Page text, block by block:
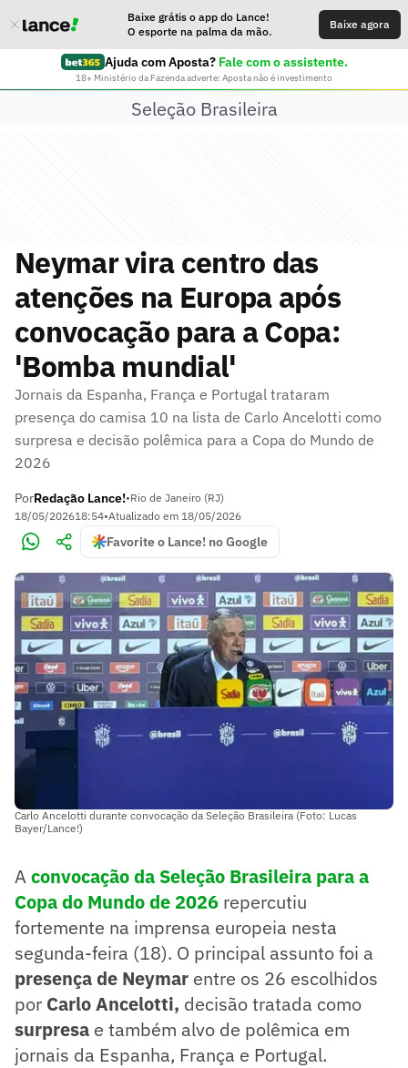
Baixe grátis o app do Lance!
O esporte na palma da mão.
Baixe agora
Ajuda com Aposta? Fale com o assistente.
18+ Ministério da Fazenda adverte: Aposta não é investimento
Seleção Brasileira
Neymar vira centro das
atenções na Europa após
convocação para a Copa:
'Bomba mundial'
Jornais da Espanha, França e Portugal trataram
presença do camisa 10 na lista de Carlo Ancelotti como
surpresa e decisão polêmica para a Copa do Mundo de
2026
PorRedação Lance!•Rio de Janeiro (RJ)
18/05/202618:54•Atualizado em 18/05/2026
Favorite o Lance! no Google
Carlo Ancelotti durante convocação da Seleção Brasileira (Foto: Lucas
Bayer/Lance!)
Aconvocação da Seleção Brasileira para a
Copa do Mundo de 2026 repercutiu
fortemente na imprensa europeia nesta
segunda-feira (18). O principal assunto foi a
presença de Neymar entre os 26 escolhidos
por Carlo Ancelotti, decisão tratada como
surpresa e também alvo de polêmica em
jornais da Espanha, França e Portugal.